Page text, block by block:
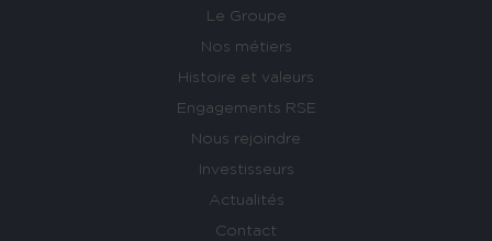
Le Groupe
Nos métiers
Histoire et valeurs
Engagements RSE
Nous rejoindre
Investisseurs
Actualités
Contact